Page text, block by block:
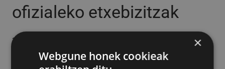
ofizialeko etxebizitzak
2019/04/05 ×
Webgune honek cookieak